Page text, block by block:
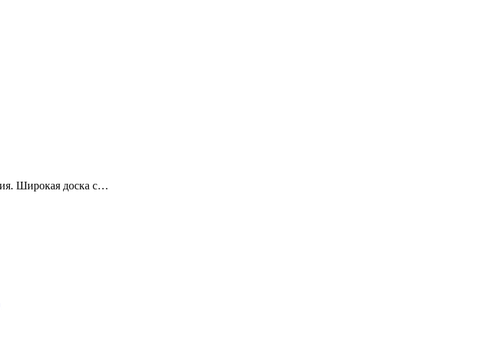
Широкая доска с…